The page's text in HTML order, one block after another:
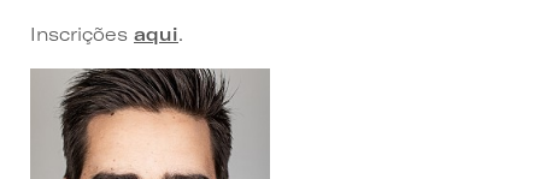
Inscrições aqui.